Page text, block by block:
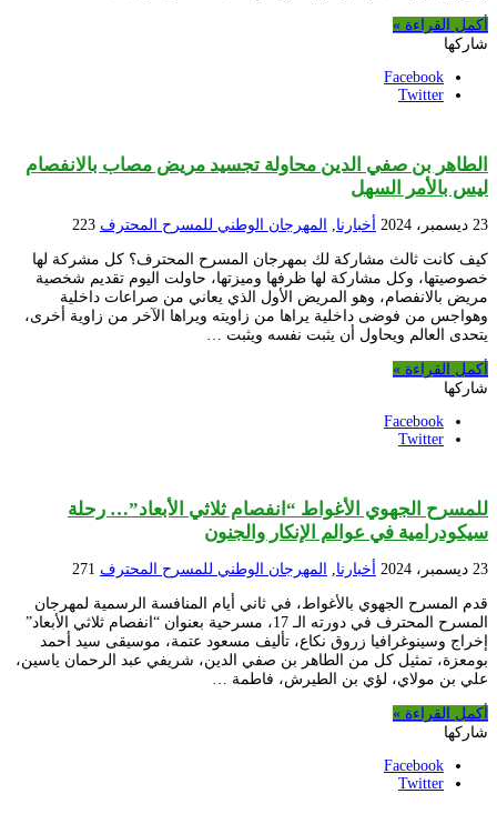
أكمل القراءة »
شاركها
Facebook
Twitter
الطاهر بن صفي الدين محاولة تجسيد مريض مصاب بالانفصام
ليس بالأمر السهل
23 ديسمبر، 2024 أخبارنا, المهرجان الوطني للمسرح المحترف 223
كيف كانت ثالث مشاركة لك بمهرجان المسرح المحترف؟ كل مشركة لها
خصوصيتها، وكل مشاركة لها ظرفها وميزتها، حاولت اليوم تقديم شخصية
مريض بالانفصام، وهو المريض الأول الذي يعاني من صراعات داخلية
وهواجس من فوضى داخلية يراها من زاويته ويراها الآخر من زاوية أخرى،
يتحدى العالم ويحاول أن يثبت نفسه ويثبت …
أكمل القراءة »
شاركها
Facebook
Twitter
للمسرح الجهوي الأغواط “انفصام ثلاثي الأبعاد”… رحلة
سيكودرامية في عوالم الإنكار والجنون
23 ديسمبر، 2024 أخبارنا, المهرجان الوطني للمسرح المحترف 271
قدم المسرح الجهوي بالأغواط، في ثاني أيام المنافسة الرسمية لمهرجان
المسرح المحترف في دورته الـ 17، مسرحية بعنوان “انفصام ثلاثي الأبعاد”
إخراج وسينوغرافيا زروق نكاع، تأليف مسعود عتمة، موسيقى سيد أحمد
بومعزة، تمثيل كل من الطاهر بن صفي الدين، شريفي عبد الرحمان ياسين،
علي بن مولاي، لؤي بن الطيرش، فاطمة …
أكمل القراءة »
شاركها
Facebook
Twitter